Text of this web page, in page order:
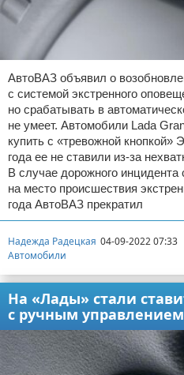
АвтоВАЗ объявил о
с системой экстренного
но срабатывать в
не умеет. Автомобили Lada
купить с «тревожной
года ее не ставили из-за
В случае дорожного инцидента
на место происшествия
года АвтоВАЗ прекратил
Надежда Радецкая 04-09-2022 07:33
Автомобили
На «Лады» стали
с ручным управлением